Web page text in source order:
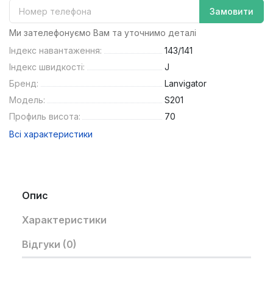
Замовити
Ми зателефонуємо Вам та уточнимо деталі
Індекс навантаження:
143/141
Індекс швидкості:
J
Бренд:
Lanvigator
Модель:
S201
Профиль висота:
70
Всі характеристики
Опис
Характеристики
Відгуки (0)